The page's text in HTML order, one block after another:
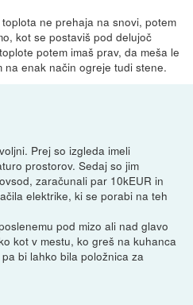
ne prehaja na snovi, potem
kot se postaviš pod delujoč
potem imaš prav, da meša le
enak način ogreje tudi stene.
Prej so izgleda imeli
prostorov. Sedaj so jim
zaračunali par 10kEUR in
elektrike, ki se porabi na teh
pod mizo ali nad glavo
kot v mestu, ko greš na kuhanca
bi lahko bila položnica za